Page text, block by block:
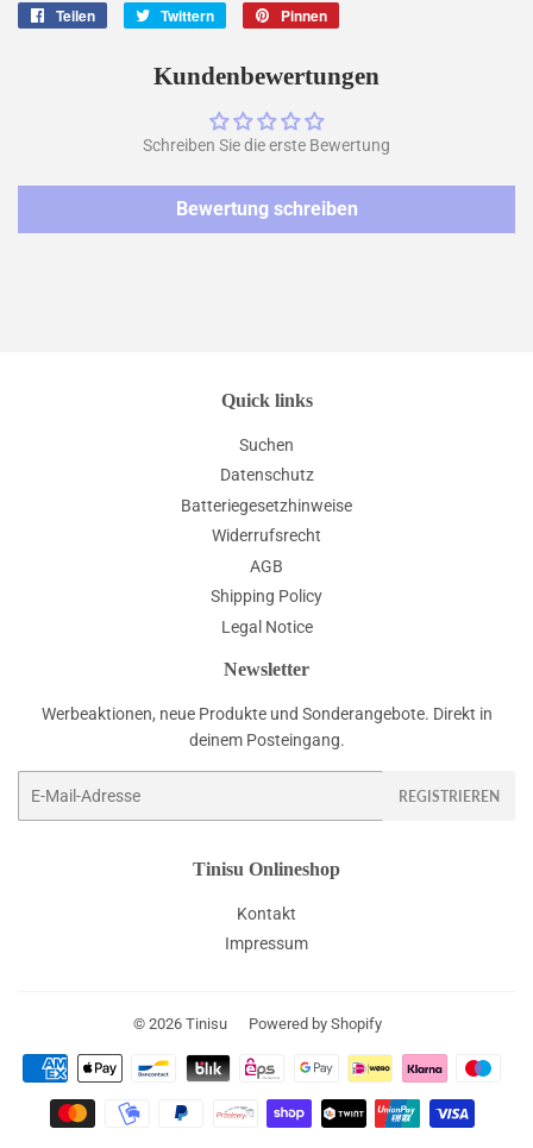
Teilen Twittern
twittern
Pinnen
pinnen
Kundenbewertungen
Schreiben Sie die erste Bewertung
Bewertung schreiben
Quick links
Suchen
Datenschutz
Batteriegesetzhinweise
Widerrufsrecht
AGB
Shipping Policy
Legal Notice
Newsletter
Werbeaktionen, neue Produkte und Sonderangebote. Direkt in
deinem Posteingang.
REGISTRIEREN
Tinisu Onlineshop
Kontakt
Impressum
© 2026 Tinisu Powered by Shopify
Zahlungsarten